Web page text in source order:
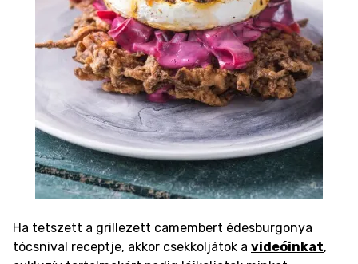
Ha tetszett a grillezett camembert édesburgonya
tócsnival receptje, akkor csekkoljátok a videóinkat,